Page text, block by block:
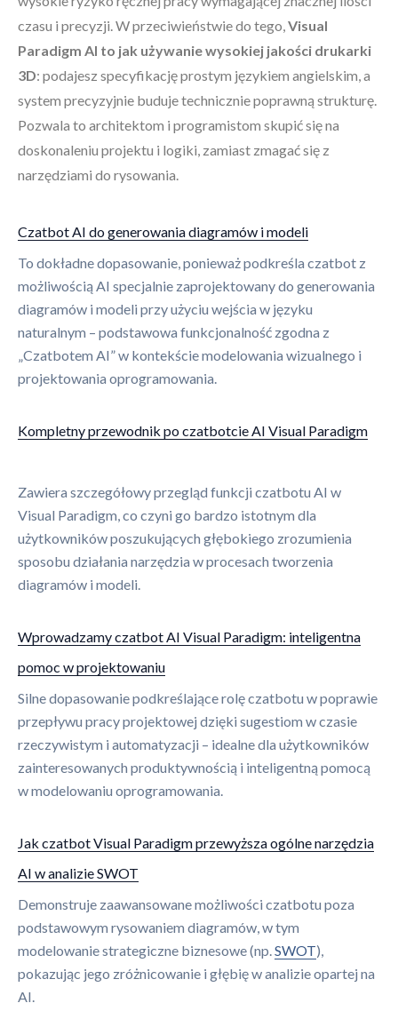
czasu i precyzji. W przeciwieństwie do tego, Visual
Paradigm AI to jak używanie wysokiej jakości drukarki
3D: podajesz specyfikację prostym językiem angielskim, a
system precyzyjnie buduje technicznie poprawną strukturę.
Pozwala to architektom i programistom skupić się na
doskonaleniu projektu i logiki, zamiast zmagać się z
narzędziami do rysowania.
Czatbot AI do generowania diagramów i modeli
To dokładne dopasowanie, ponieważ podkreśla czatbot z
możliwością AI specjalnie zaprojektowany do generowania
diagramów i modeli przy użyciu wejścia w języku
naturalnym – podstawowa funkcjonalność zgodna z
„Czatbotem AI” w kontekście modelowania wizualnego i
projektowania oprogramowania.
Kompletny przewodnik po czatbotcie AI Visual Paradigm
Zawiera szczegółowy przegląd funkcji czatbotu AI w
Visual Paradigm, co czyni go bardzo istotnym dla
użytkowników poszukujących głębokiego zrozumienia
sposobu działania narzędzia w procesach tworzenia
diagramów i modeli.
Wprowadzamy czatbot AI Visual Paradigm: inteligentna
pomoc w projektowaniu
Silne dopasowanie podkreślające rolę czatbotu w poprawie
przepływu pracy projektowej dzięki sugestiom w czasie
rzeczywistym i automatyzacji – idealne dla użytkowników
zainteresowanych produktywnością i inteligentną pomocą
w modelowaniu oprogramowania.
Jak czatbot Visual Paradigm przewyższa ogólne narzędzia
AI w analizie SWOT
Demonstruje zaawansowane możliwości czatbotu poza
podstawowym rysowaniem diagramów, w tym
modelowanie strategiczne biznesowe (np. SWOT),
pokazując jego zróżnicowanie i głębię w analizie opartej na
AI.